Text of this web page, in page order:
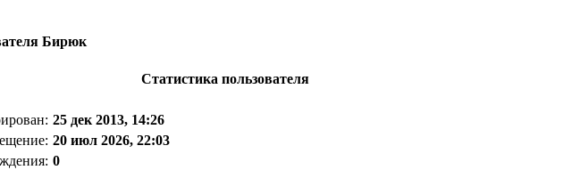
Бирюк
Статистика пользователя
25 дек 2013, 14:26
20 июл 2026, 22:03
0